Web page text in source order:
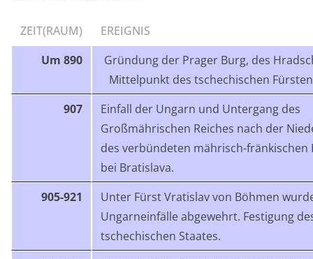
ZEIT(RAUM)
EREIGNIS
Um 890
Gründung der Prager Burg, des
Mittelpunkt des tschechischen
907
Einfall der Ungarn und Untergang des
Großmährischen Reiches nach der
des verbündeten mährisch-fränkischen
bei Bratislava.
905-921
Unter Fürst Vratislav von Böhmen
Ungarneinfälle abgewehrt. Festigung
tschechischen Staates.